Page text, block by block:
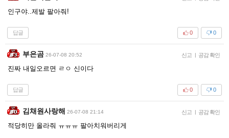
인구야..제발 팔아줘!
답글 0
0
부은곰 26-07-08 20:52 신고 | 공감 확인
진짜 내일오르면 ㄹㅇ 신이다
답글 0
0
김채원사랑해 26-07-08 21:14 신고 | 공감 확인
적당히만 올라줘 ㅠㅠㅠ 팔아치워버리게